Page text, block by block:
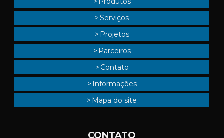
Serviços
Projetos
Parceiros
Contato
Informações
Mapa do site
CONTATO